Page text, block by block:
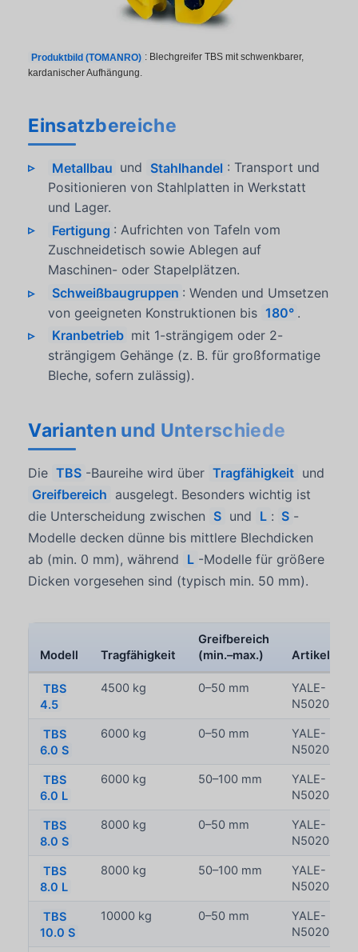
Produktbild (TOMANRO) : Blechgreifer TBS mit schwenkbarer,
kardanischer Aufhängung.
Einsatzbereiche
Metallbau und Stahlhandel : Transport und
Positionieren von Stahlplatten in Werkstatt
und Lager.
Fertigung : Aufrichten von Tafeln vom
Zuschneidetisch sowie Ablegen auf
Maschinen- oder Stapelplätzen.
Schweißbaugruppen : Wenden und Umsetzen
von geeigneten Konstruktionen bis 180° .
Kranbetrieb mit 1-strängigem oder 2-
strängigem Gehänge (z. B. für großformatige
Bleche, sofern zulässig).
Varianten und Unterschiede
Die TBS -Baureihe wird über Tragfähigkeit und
Greifbereich ausgelegt. Besonders wichtig ist
die Unterscheidung zwischen S und L : S -
Modelle decken dünne bis mittlere Blechdicken
ab (min. 0 mm), während L -Modelle für größere
Dicken vorgesehen sind (typisch min. 50 mm).
Modell Tragfähigkeit
Greifbereich
(min.–max.)
Artikel-Nr.
TBS
4.5
4500 kg 0–50 mm
YALE-
N50200309
TBS
6.0 S
6000 kg 0–50 mm
YALE-
N50200305
TBS
6.0 L
6000 kg 50–100 mm
YALE-
N50200306
TBS
8.0 S
8000 kg 0–50 mm
YALE-
N50200307
TBS
8.0 L
8000 kg 50–100 mm
YALE-
N50200310
TBS
10.0 S
10000 kg 0–50 mm
YALE-
N50200308